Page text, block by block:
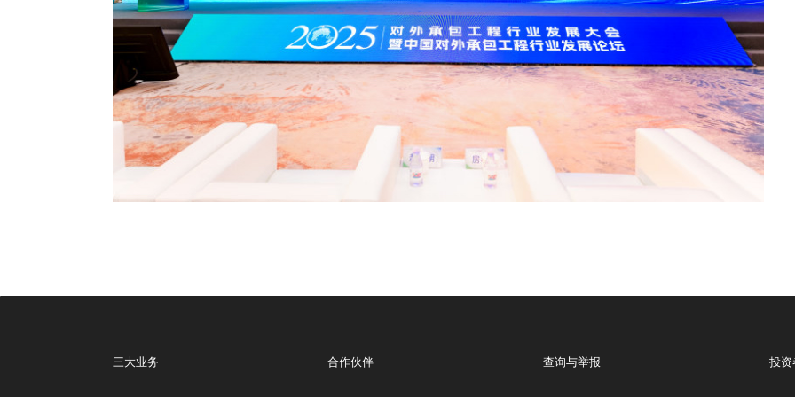
三大业务 合作伙伴 查询与举报 投资